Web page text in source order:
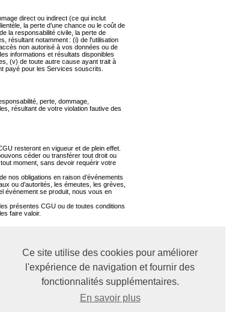
Ce site utilise des cookies pour améliorer
l'expérience de navigation et fournir des
fonctionnalités supplémentaires.
En savoir plus
direct ou indirect (ce qui inclut
la perte d’une chance ou le coût de
la responsabilité civile, la perte de
résultant notamment : (i) de l'utilisation
non autorisé à vos données ou de
informations et résultats disponibles
(v) de toute autre cause ayant trait à
payé pour les Services souscrits.
perte, dommage,
résultant de votre violation fautive des
resteront en vigueur et de plein effet.
céder ou transférer tout droit ou
moment, sans devoir requérir votre
nos obligations en raison d’événements
ou d’autorités, les émeutes, les grèves,
événement se produit, nous vous en
présentes CGU ou de toutes conditions
faire valoir.
sont régies par le droit suisse, à
de Biolovision, sous réserve d’un